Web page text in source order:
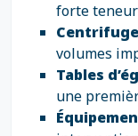
forte
volumes
Tables
une